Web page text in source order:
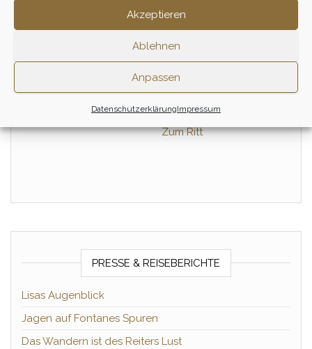
Akzeptieren
Ablehnen
Anpassen
DatenschutzerklärungImpressum
– Juli
Zum Ritt
PRESSE & REISEBERICHTE
Lisas Augenblick
Jagen auf Fontanes Spuren
Das Wandern ist des Reiters Lust